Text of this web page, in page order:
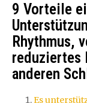
9 Vorteile
Rhythmus,
reduziertes
anderen
Es